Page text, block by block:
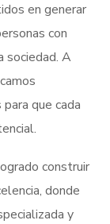
en generar
con
sociedad. A
que cada
construir
donde
y